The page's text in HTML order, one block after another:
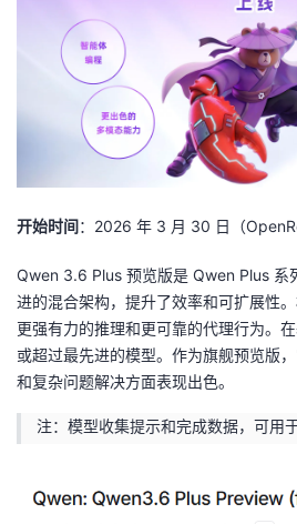
子
直
播
的
活
动
我
的
关
注
我
的
开
发
者
我
的
Programs
我
的
支
开始时间：2026 年 3 月 30 日（
Qwen 3.6 Plus 预览版是 Qwen Plus 系
进的混合架构，提升了效率和可扩展性
更强有力的推理和更可靠的代理行为。
或超过最先进的模型。作为旗舰预览版
和复杂问题解决方面表现出色。
注：模型收集提示和完成数据，可用